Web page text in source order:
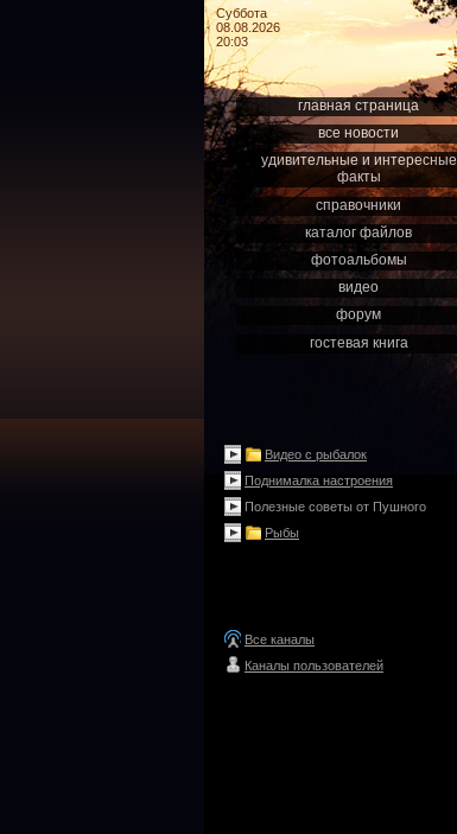
Суббота
08.08.2026
20:03
главная страница
все новости
удивительные и интересные
факты
справочники
каталог файлов
фотоальбомы
видео
форум
гостевая книга
Видео с рыбалок
Поднималка настроения
Полезные советы от Пушного
Рыбы
Все каналы
Каналы пользователей